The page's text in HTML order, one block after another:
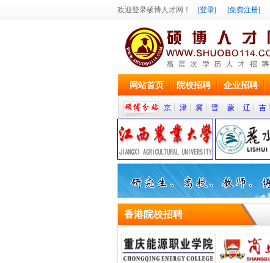
欢迎登录硕博人才网！ [登录] [免费注册]
网站首页 院校招聘 企业招聘
京 津 冀 晋 蒙 辽 吉
香港院校招聘
院
高
术
培